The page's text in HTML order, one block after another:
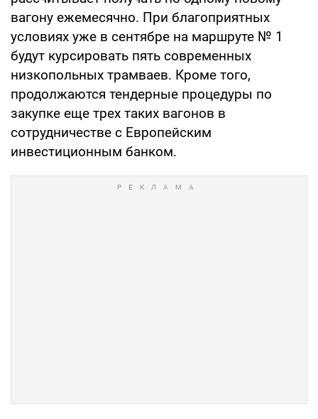
вагону ежемесячно. При благоприятных
условиях уже в сентябре на маршруте № 1
будут курсировать пять современных
низкопольных трамваев. Кроме того,
продолжаются тендерные процедуры по
закупке еще трех таких вагонов в
сотрудничестве с Европейским
инвестиционным банком.